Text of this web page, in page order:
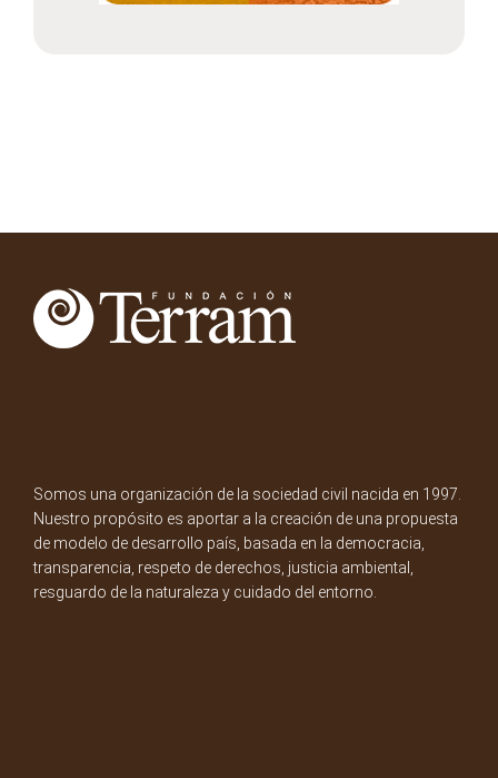
Somos una organización de la sociedad civil nacida en 1997.
Nuestro propósito es aportar a la creación de una propuesta
de modelo de desarrollo país, basada en la democracia,
transparencia, respeto de derechos, justicia ambiental,
resguardo de la naturaleza y cuidado del entorno.